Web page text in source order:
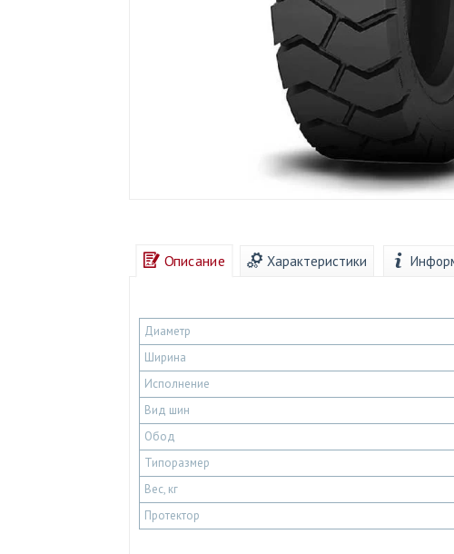
Описание Характеристики
Диаметр
Ширина
Исполнение
Вид шин
Обод
Типоразмер
Вес, кг
Протектор